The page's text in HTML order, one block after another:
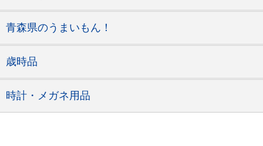
青森県のうまいもん！
歳時品
時計・メガネ用品